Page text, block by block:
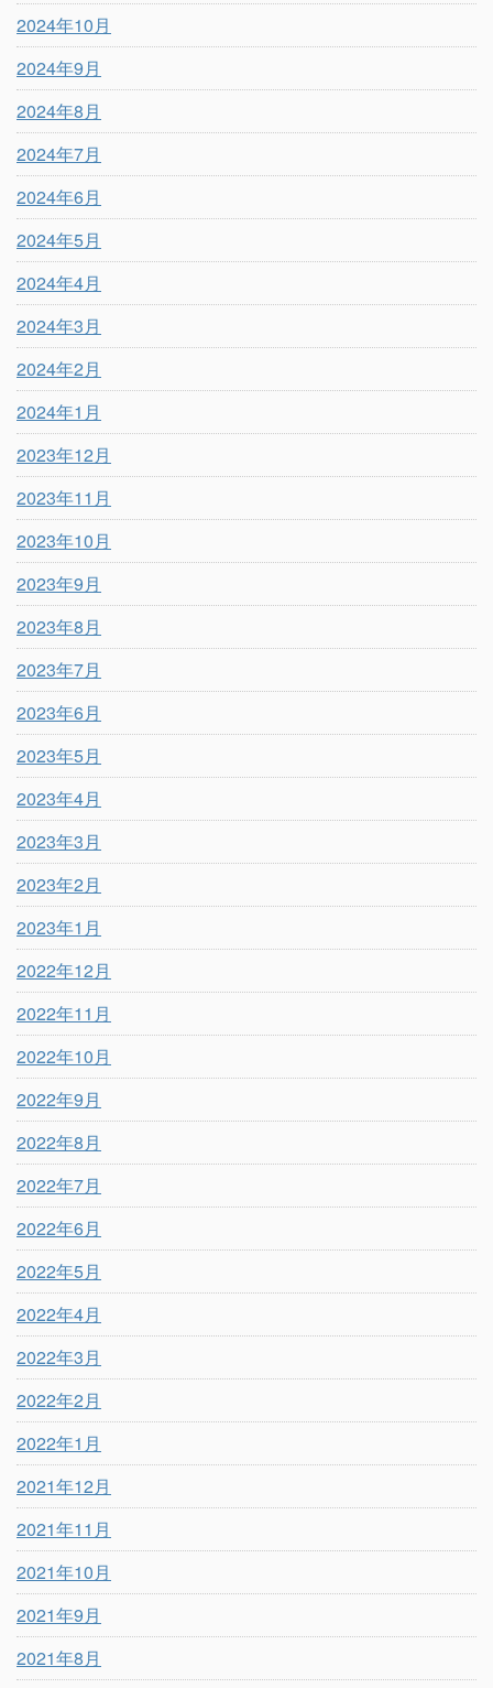
2024年10月
2024年9月
2024年8月
2024年7月
2024年6月
2024年5月
2024年4月
2024年3月
2024年2月
2024年1月
2023年12月
2023年11月
2023年10月
2023年9月
2023年8月
2023年7月
2023年6月
2023年5月
2023年4月
2023年3月
2023年2月
2023年1月
2022年12月
2022年11月
2022年10月
2022年9月
2022年8月
2022年7月
2022年6月
2022年5月
2022年4月
2022年3月
2022年2月
2022年1月
2021年12月
2021年11月
2021年10月
2021年9月
2021年8月